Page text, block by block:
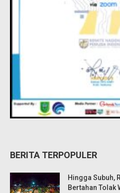
BERITA TERPOPULER
Hingga Subuh,
Bertahan Tolak